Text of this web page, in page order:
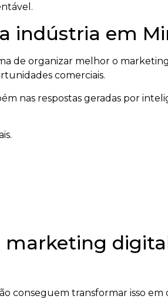
indústria em
de organizar melhor o
comerciais.
nas respostas geradas por
marketing
conseguem transformar isso em